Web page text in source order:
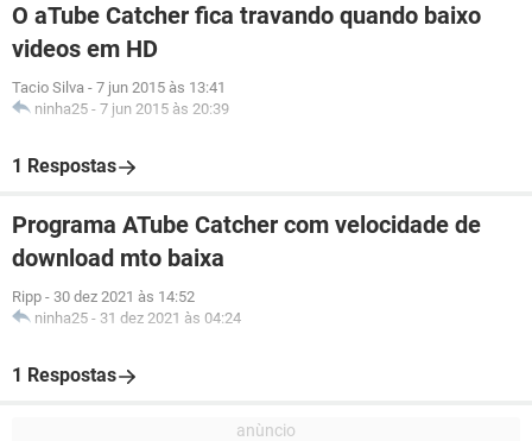
O aTube Catcher fica travando quando baixo
videos em HD
Tacio Silva - 7 jun 2015 às 13:41
ninha25 - 7 jun 2015 às 20:39
1 Respostas
Programa ATube Catcher com velocidade de
download mto baixa
Ripp - 30 dez 2021 às 14:52
ninha25 - 31 dez 2021 às 04:24
1 Respostas